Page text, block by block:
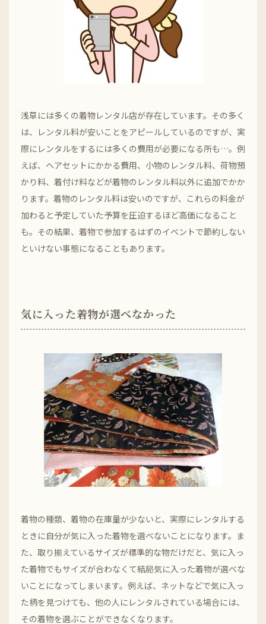
浅草には多くの着物レンタル店が存在しています。その多く
は、レンタル料が安いことをアピールしているのですが、実
際にレンタルをするには多くの費用が必要になる所も…。例
えば、ヘアセットにかかる費用、小物のレンタル料、荷物預
かり料、着付け料などが着物のレンタル料以外に追加でかか
ります。着物のレンタル料は安いのですが、これらの料金が
加わると予定していた予算を圧迫するほど高価になること
も。その結果、着物で参加するはずのイベントで節約しない
といけない事態になることもあります。
気に入った着物が選べなかった
着物の種類、着物の在庫量が少ないと、実際にレンタルする
ときに自分が気に入った着物を選べないことになります。ま
た、取り揃えているサイズが標準的な物だけだと、気に入っ
た着物でもサイズが合わなくて結局気に入った着物が選べな
いことになってしまいます。例えば、ネットなどで気に入っ
た柄を見つけても、他の人にレンタルされている場合には、
その着物を選ぶことができなくなります。